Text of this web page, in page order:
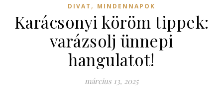
DIVAT , MINDENNAPOK
Karácsonyi köröm tippek:
varázsolj ünnepi
hangulatot!
március 13, 2025